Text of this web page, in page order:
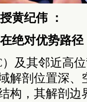
黄纪伟 ：
绝对优势路径
及其邻近高
解剖位置深、
构，其解剖边